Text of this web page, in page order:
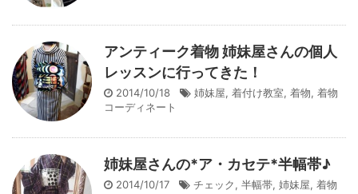
アンティーク着物 姉妹屋さんの個人
レッスンに行ってきた！
2014/10/18 姉妹屋, 着付け教室, 着物, 着物
コーディネート
姉妹屋さんの*ア・カセテ*半幅帯♪
2014/10/17 チェック, 半幅帯, 姉妹屋, 着物